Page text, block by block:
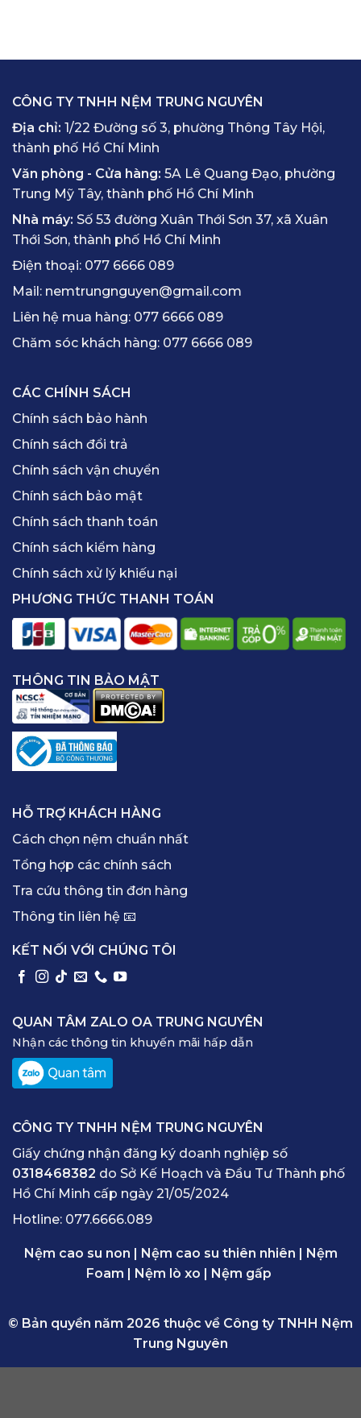
CÔNG TY TNHH NỆM TRUNG NGUYÊN
Địa chỉ: 1/22 Đường số 3, phường Thông Tây Hội,
thành phố Hồ Chí Minh
Văn phòng - Cửa hàng: 5A Lê Quang Đạo, phường
Trung Mỹ Tây, thành phố Hồ Chí Minh
Nhà máy: Số 53 đường Xuân Thới Sơn 37, xã Xuân
Thới Sơn, thành phố Hồ Chí Minh
Điện thoại: 077 6666 089
Mail: nemtrungnguyen@gmail.com
Liên hệ mua hàng: 077 6666 089
Chăm sóc khách hàng: 077 6666 089
CÁC CHÍNH SÁCH
Chính sách bảo hành
Chính sách đổi trả
Chính sách vận chuyển
Chính sách bảo mật
Chính sách thanh toán
Chính sách kiểm hàng
Chính sách xử lý khiếu nại
PHƯƠNG THỨC THANH TOÁN
THÔNG TIN BẢO MẬT
HỖ TRỢ KHÁCH HÀNG
Cách chọn nệm chuẩn nhất
Tổng hợp các chính sách
Tra cứu thông tin đơn hàng
Thông tin liên hệ 📧
KẾT NỐI VỚI CHÚNG TÔI
QUAN TÂM ZALO OA TRUNG NGUYÊN
Nhận các thông tin khuyến mãi hấp dẫn
CÔNG TY TNHH NỆM TRUNG NGUYÊN
Giấy chứng nhận đăng ký doanh nghiệp số
0318468382 do Sở Kế Hoạch và Đầu Tư Thành phố
Hồ Chí Minh cấp ngày 21/05/2024
Hotline: 077.6666.089
Nệm cao su non | Nệm cao su thiên nhiên | Nệm
Foam | Nệm lò xo | Nệm gấp
© Bản quyền năm 2026 thuộc về Công ty TNHH Nệm
Trung Nguyên